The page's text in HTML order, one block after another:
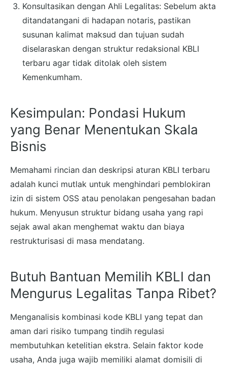
Konsultasikan dengan Ahli Legalitas: Sebelum akta
ditandatangani di hadapan notaris, pastikan
susunan kalimat maksud dan tujuan sudah
diselaraskan dengan struktur redaksional KBLI
terbaru agar tidak ditolak oleh sistem
Kemenkumham.
Kesimpulan: Pondasi Hukum
yang Benar Menentukan Skala
Bisnis
Memahami rincian dan deskripsi aturan KBLI terbaru
adalah kunci mutlak untuk menghindari pemblokiran
izin di sistem OSS atau penolakan pengesahan badan
hukum. Menyusun struktur bidang usaha yang rapi
sejak awal akan menghemat waktu dan biaya
restrukturisasi di masa mendatang.
Butuh Bantuan Memilih KBLI dan
Mengurus Legalitas Tanpa Ribet?
Menganalisis kombinasi kode KBLI yang tepat dan
aman dari risiko tumpang tindih regulasi
membutuhkan ketelitian ekstra. Selain faktor kode
usaha, Anda juga wajib memiliki alamat domisili di